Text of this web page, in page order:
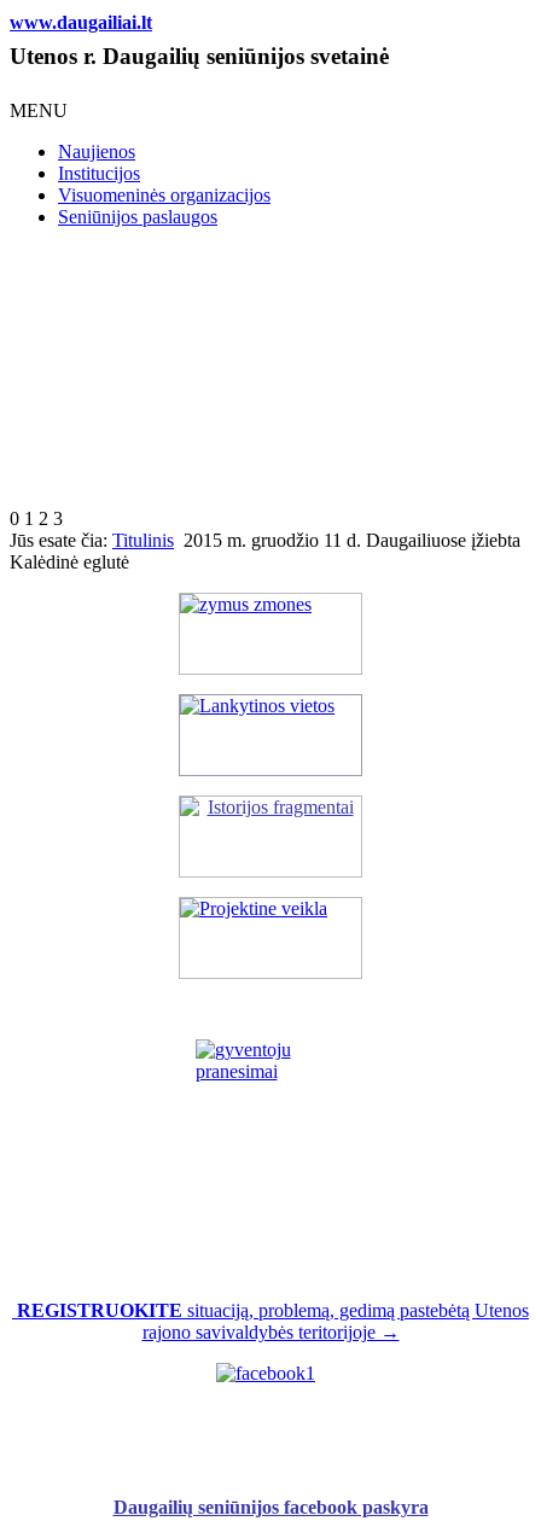
www.daugailiai.lt
Utenos r. Daugailių seniūnijos svetainė
MENU
Naujienos
Institucijos
Visuomeninės organizacijos
Seniūnijos paslaugos
0 1 2 3
Jūs esate čia: Titulinis 2015 m. gruodžio 11 d. Daugailiuose įžiebta
Kalėdinė eglutė
REGISTRUOKITE situaciją, problemą, gedimą pastebėtą Utenos
rajono savivaldybės teritorijoje →
Daugailių seniūnijos facebook paskyra